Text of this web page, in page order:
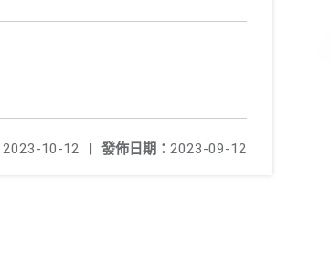
發佈日期： 2023-09-12
2023-10-12 |